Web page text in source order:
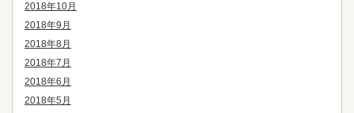
2018年10月
2018年9月
2018年8月
2018年7月
2018年6月
2018年5月